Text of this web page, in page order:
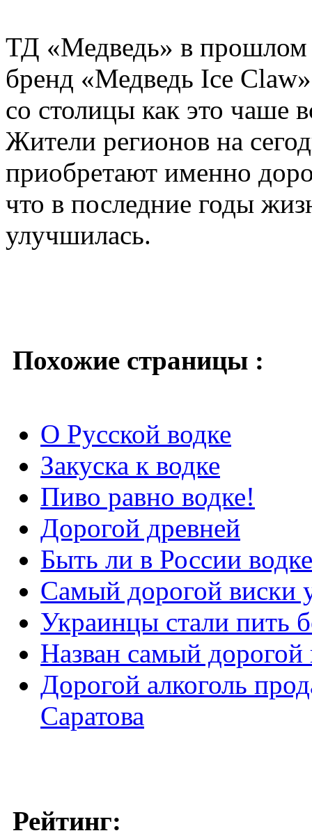
ТД «Медведь» в прошлом
бренд «Медведь Ice
со столицы как это чаше
Жители регионов на
приобретают именно
что в последние годы
улучшилась.
Похожие страницы :
О Русской водке
Закуска к водке
Пиво равно водке!
Дорогой древней
Быть ли в России
Самый дорогой виски
Украинцы стали пить
Назван самый
Дорогой алкоголь
Саратова
Рейтинг: